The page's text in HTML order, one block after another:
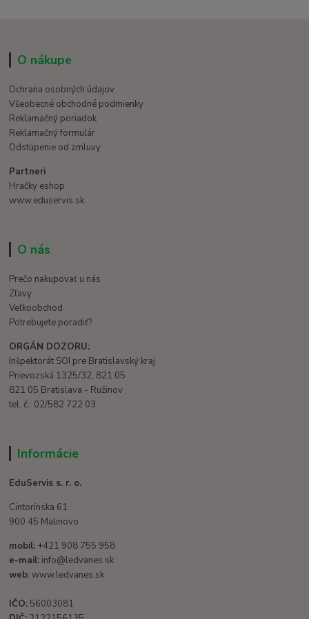
O nákupe
Ochrana osobných údajov
Všeobecné obchodné podmienky
Reklamačný poriadok
Reklamačný formulár
Odstúpenie od zmluvy
Partneri
Hračky eshop
www.eduservis.sk
O nás
Prečo nakupovať u nás
Zľavy
Veľkoobchod
Potrebujete poradiť?
ORGÁN DOZORU:
Inšpektorát SOI pre Bratislavský kraj
Prievozská 1325/32, 821 05
821 05 Bratislava - Ružinov
tel. č.: 02/582 722 03
Informácie
EduServis s. r. o.
Cintorínska 61
900 45 Malinovo
mobil: +421 908 755 958
e-mail: info@ledvanes.sk
web: www.ledvanes.sk
IČO: 56003081